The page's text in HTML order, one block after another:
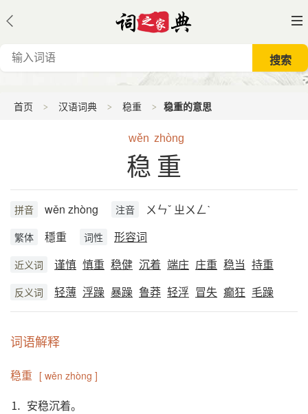
首页 汉语词典 稳重 稳重的意思
wěn zhòng
稳重
拼音 wěn zhòng 注音 ㄨㄣˇ ㄓㄨㄥˋ
繁体 穩重 词性 形容词
近义词 谨慎 慎重 稳健 沉着 端庄 庄重 稳当 持重
反义词 轻薄 浮躁 暴躁 鲁莽 轻浮 冒失 癫狂 毛躁
词语解释
稳重 [ wěn zhòng ]
⒈ 安稳沉着。